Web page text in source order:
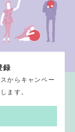
録
からキャンペー
ます。